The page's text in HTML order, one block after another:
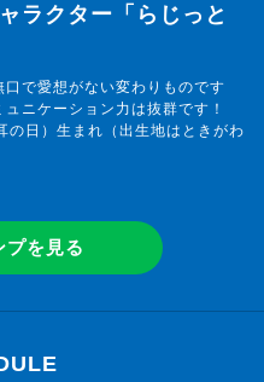
ラクター「らじっと
口で愛想がない変わりものです
ニケーション力は抜群です！
の日）生まれ（出生地はときがわ
プを見る